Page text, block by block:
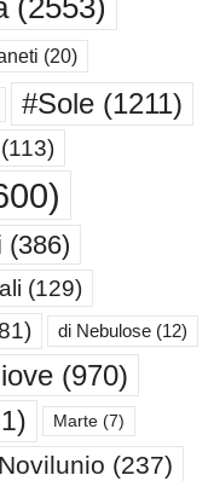
(2553)
(20)
#Sole (1211)
(113)
(386)
(129)
di Nebulose (12)
(970)
Marte (7)
Novilunio (237)